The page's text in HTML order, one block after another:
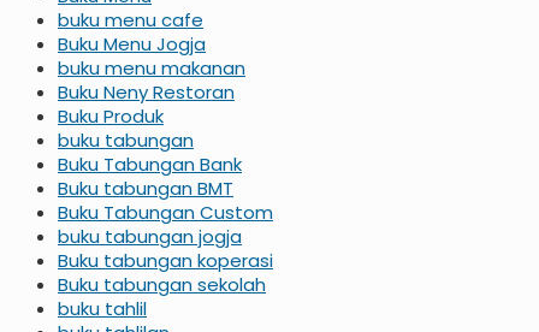
buku menu cafe
Buku Menu Jogja
buku menu makanan
Buku Neny Restoran
Buku Produk
buku tabungan
Buku Tabungan Bank
Buku tabungan BMT
Buku Tabungan Custom
buku tabungan jogja
Buku tabungan koperasi
Buku tabungan sekolah
buku tahlil